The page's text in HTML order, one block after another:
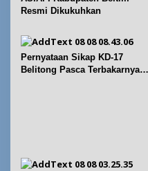
s
Resmi Dikukuhkan
Pernyataan Sikap KD-17
Belitong Pasca Terbakarnya